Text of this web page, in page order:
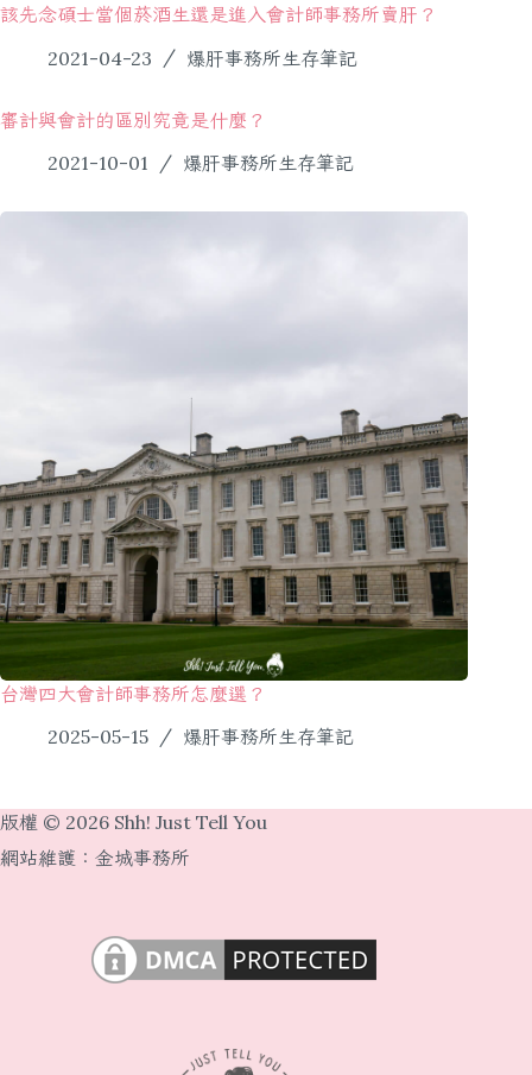
該先念碩士當個菸酒生還是進入會計師事務所賣肝？
2021-04-23
爆肝事務所生存筆記
審計與會計的區別究竟是什麼？
2021-10-01
爆肝事務所生存筆記
台灣四大會計師事務所怎麼選？
2025-05-15
爆肝事務所生存筆記
版權 © 2026 Shh! Just Tell You
網站維護： 金城事務所